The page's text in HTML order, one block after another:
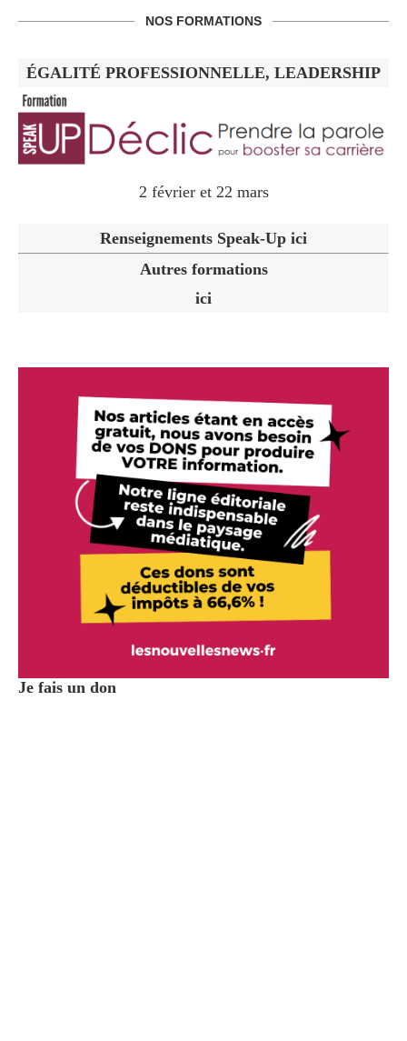
NOS FORMATIONS
ÉGALITÉ PROFESSIONNELLE, LEADERSHIP
2 février et 22 mars
Renseignements Speak-Up ici
Autres formations
ici
Je fais un don